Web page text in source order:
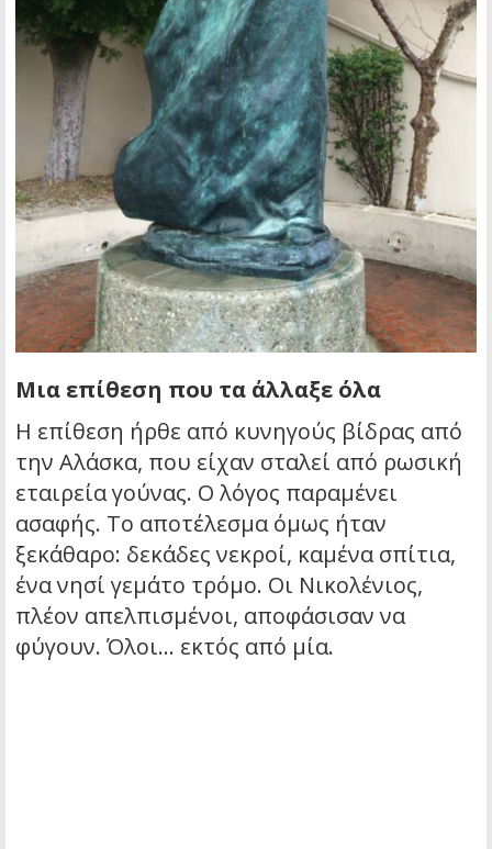
Μια επίθεση που τα άλλαξε όλα
Η επίθεση ήρθε από κυνηγούς βίδρας από
την Αλάσκα, που είχαν σταλεί από ρωσική
εταιρεία γούνας. Ο λόγος παραμένει
ασαφής. Το αποτέλεσμα όμως ήταν
ξεκάθαρο: δεκάδες νεκροί, καμένα σπίτια,
ένα νησί γεμάτο τρόμο. Οι Νικολένιος,
πλέον απελπισμένοι, αποφάσισαν να
φύγουν. Όλοι… εκτός από μία.